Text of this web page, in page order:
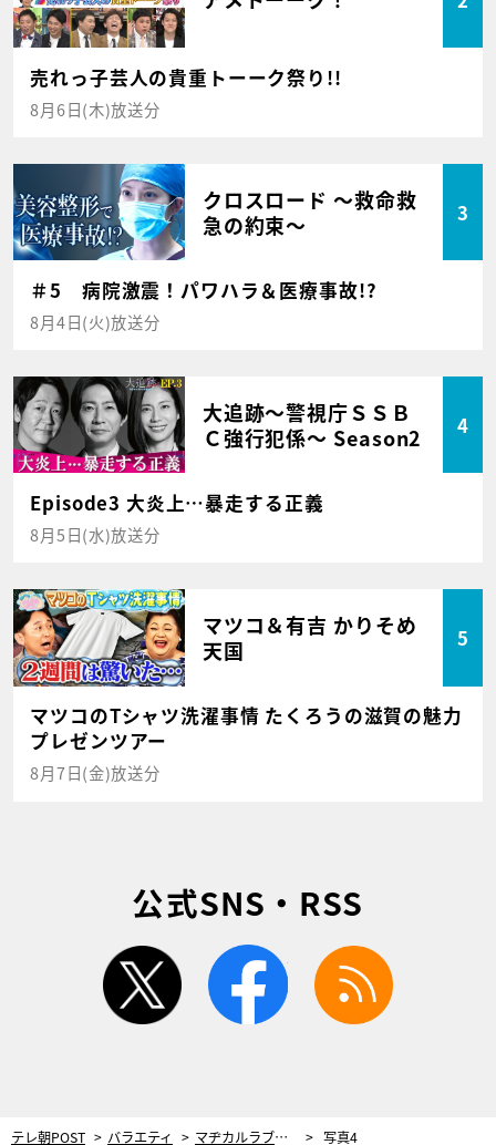
売れっ子芸人の貴重トーーク祭り!!
8月6日(木)放送分
クロスロード ～救命救
急の約束～
3
＃5 病院激震！パワハラ＆医療事故!?
8月4日(火)放送分
大追跡～警視庁ＳＳＢ
Ｃ強行犯係～ Season2
4
Episode3 大炎上…暴走する正義
8月5日(水)放送分
マツコ＆有吉 かりそめ
天国
5
マツコのTシャツ洗濯事情 たくろうの滋賀の魅力
プレゼンツアー
8月7日(金)放送分
公式SNS・RSS
twitter facebook
テレ朝POST バラエティ マヂカルラブリー、長嶋一茂の“ムチャぶり”に困惑！漫才論争がぼっ発したネタ披露で… 写真4